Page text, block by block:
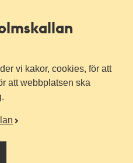
vi kakor, cookies, för att
att webbplatsen ska